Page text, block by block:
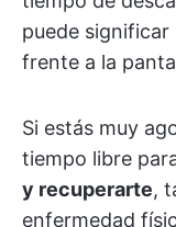
puede significar
frente a la
Si estás muy
tiempo libre
y recuperarte,
enfermedad